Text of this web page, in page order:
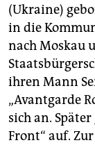
(Ukraine)
in die
nach Moskau
ihren Mann
„Avantgarde
sich an.
Front“ auf.